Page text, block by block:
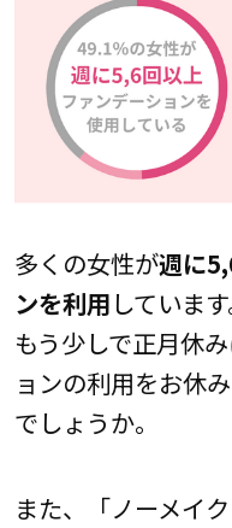
多くの女性が週に
ンを利用 しています
もう少しで正月休
ョンの利用をお休
でしょうか。
また、「ノーメイ